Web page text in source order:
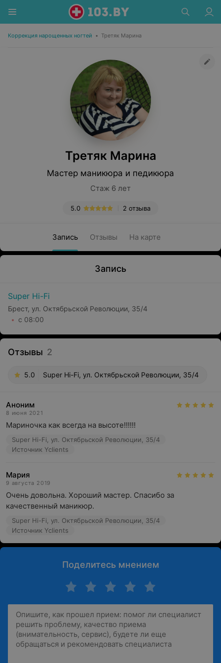
Коррекция нарощенных ногтей • Третяк Марина
Третяк Марина
Мастер маникюра и педикюра
Стаж 6 лет
2 отзыва
5.0
Запись Отзывы На карте
Запись
Super Hi-Fi
Брест, ул. Октябрьской Революции, 35/4
с 08:00
Отзывы 2
5.0 Super Hi-Fi, ул. Октябрьской Революции, 35/4
Аноним
8 июня 2021
Мариночка как всегда на высоте!!!!!!
Super Hi-Fi, ул. Октябрьской Революции, 35/4
Источник Yclients
Мария
9 августа 2019
Очень довольна. Хороший мастер. Спасибо за
качественный маникюр.
Super Hi-Fi, ул. Октябрьской Революции, 35/4
Источник Yclients
Поделитесь мнением